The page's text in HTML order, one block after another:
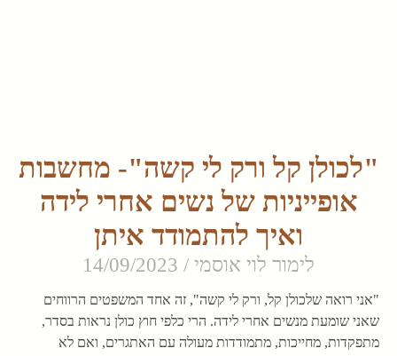
"לכולן קל ורק לי קשה"- מחשבות
אופייניות של נשים אחרי לידה
ואיך להתמודד איתן
לימור לוי אוסמי
"אני רואה שלכולן קל, ורק לי קשה", זה אחד המשפטים הרווחים
שאני שומעת מנשים אחרי לידה. הרי כלפי חוץ כולן נראות בסדר,
מתפקדות, מחייכות, מתמודדות מעולה עם האתגרים, ואם לא